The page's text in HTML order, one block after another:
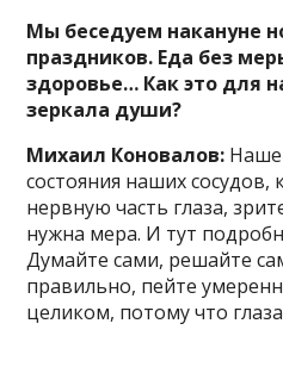
Мы беседуем накануне
праздников. Еда без
здоровье… Как это для
зеркала души?
Михаил Коновалов: Наше
состояния наших
нервную часть глаза,
нужна мера. И тут
Думайте сами, решайте
правильно, пейте
целиком, потому что